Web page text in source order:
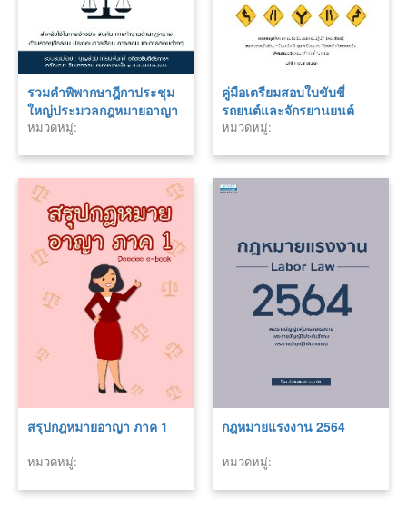
รวมคำพิพากษาฎีกาประชุม
ใหญ่ประมวลกฎหมายอาญา
พร้อมหัวข้อเรื่องฎีกาและตัว
หมวดหมู่:
คู่มือเตรียมสอบใบขับขี่
รถยนต์และจักรยานยนต์
ฉ.สมบูรณ์
หมวดหมู่:
สรุปกฎหมายอาญา ภาค 1
หมวดหมู่:
กฎหมายแรงงาน 2564
หมวดหมู่: